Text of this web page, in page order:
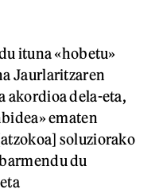
ituna «hobetu»
Jaurlaritzaren
akordioa dela-eta,
ematen
soluziorako
du